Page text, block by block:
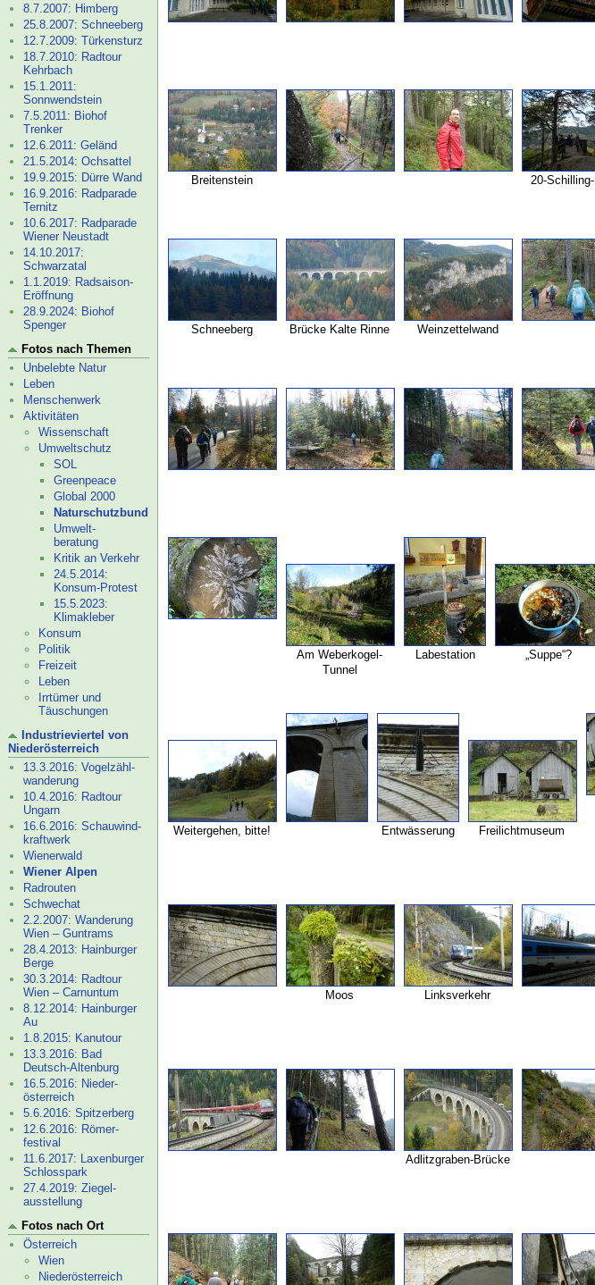
8.7.2007: Himberg
25.8.2007: Schneeberg
12.7.2009: Türkensturz
18.7.2010: Radtour
Kehrbach
15.1.2011:
Sonnwendstein
7.5.2011: Biohof
Trenker
12.6.2011: Geländ
21.5.2014: Ochsattel
19.9.2015: Dürre Wand
16.9.2016: Radparade
Ternitz
10.6.2017: Radparade
Wiener Neustadt
14.10.2017:
Schwarzatal
1.1.2019: Radsaison-
Eröffnung
28.9.2024: Biohof
Spenger
Fotos nach Themen
Unbelebte Natur
Leben
Menschenwerk
Aktivitäten
Wissenschaft
Umweltschutz
SOL
Greenpeace
Global 2000
Naturschutz­bund
Umwelt-
beratung
Kritik an Verkehr
24.5.2014:
Konsum-Protest
15.5.2023:
Klimakleber
Konsum
Politik
Freizeit
Leben
Irrtümer und
Täuschungen
Industrieviertel von
Niederösterreich
13.3.2016: Vogelzähl-
wanderung
10.4.2016: Radtour
Ungarn
16.6.2016: Schauwind-
kraftwerk
Wienerwald
Wiener Alpen
Radrouten
Schwechat
2.2.2007: Wanderung
Wien – Guntrams
28.4.2013: Hainburger
Berge
30.3.2014: Radtour
Wien – Carnuntum
8.12.2014: Hainburger
Au
1.8.2015: Kanutour
13.3.2016: Bad
Deutsch-Altenburg
16.5.2016: Nieder-
österreich
5.6.2016: Spitzerberg
12.6.2016: Römer­
festival
11.6.2017: Laxenburger
Schlosspark
27.4.2019: Ziegel-
ausstellung
Fotos nach Ort
Österreich
Wien
Niederösterreich
Breitenstein 20-Schilling-
Schneeberg Brücke Kalte Rinne Weinzettelwand
Am Weberkogel-
Tunnel
Labestation „Suppe“?
Weitergehen, bitte! Entwässerung Freilichtmuseum
Moos Linksverkehr
Adlitzgraben-Brücke